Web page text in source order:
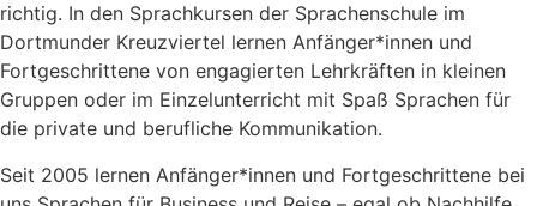
richtig. In den Sprachkursen der Sprachenschule im
Dortmunder Kreuzviertel lernen Anfänger*innen und
Fortgeschrittene von engagierten Lehrkräften in kleinen
Gruppen oder im Einzelunterricht mit Spaß Sprachen für
die private und berufliche Kommunikation.
Seit 2005 lernen Anfänger*innen und Fortgeschrittene bei